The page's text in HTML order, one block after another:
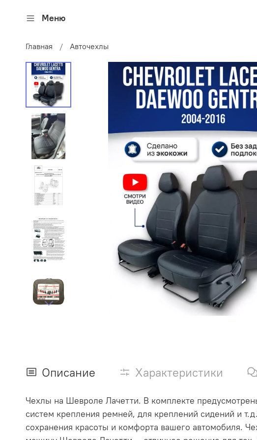
Меню
Главная Авточехлы
Описание Характеристики
Чехлы на Шевроле Лачетти. В комплекте
систем крепления ремней, для креплений сидений и
сохранения красоты и комфорта вашего автомобиля.